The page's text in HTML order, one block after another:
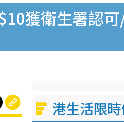
獲衛生署認
港生活限